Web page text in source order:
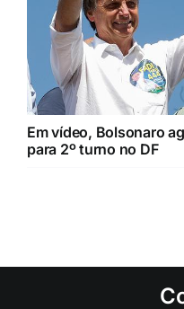
Em vídeo, Bolsonaro
para 2º turno no DF